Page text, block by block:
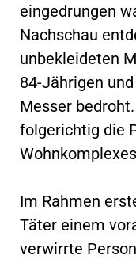
eingedrungen
Nachschau
unbekleideten
84-Jährigen
Messer
folgerichtig die
Im Rahmen
Täter einem
verwirrte